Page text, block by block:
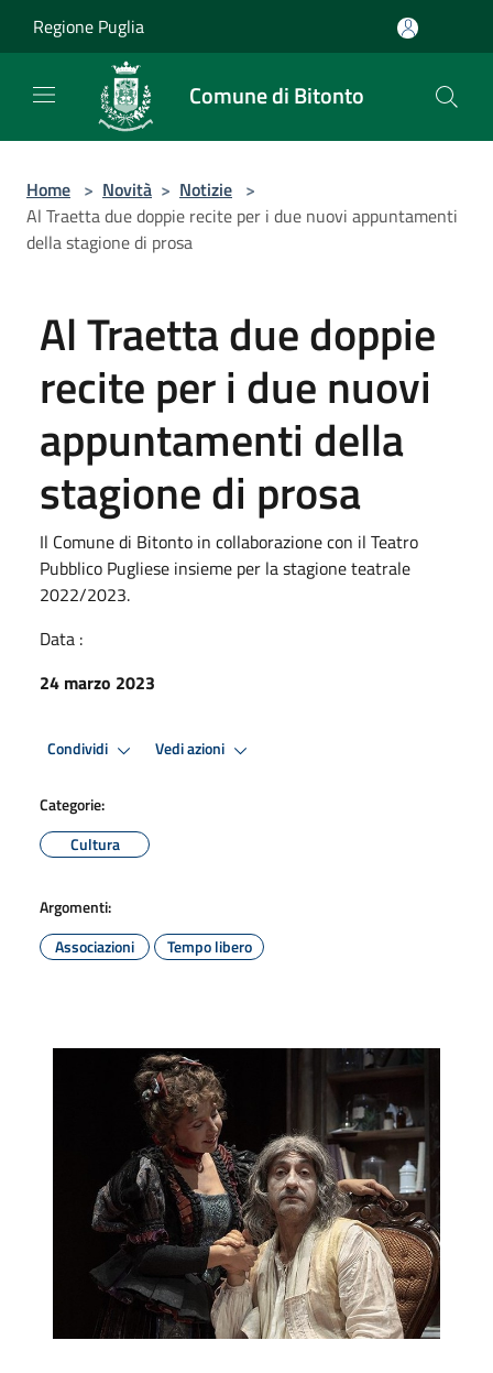
Regione Puglia
Comune di Bitonto
Home > Novità > Notizie >
Al Traetta due doppie recite per i due nuovi appuntamenti
della stagione di prosa
Al Traetta due doppie
recite per i due nuovi
appuntamenti della
stagione di prosa
Il Comune di Bitonto in collaborazione con il Teatro
Pubblico Pugliese insieme per la stagione teatrale
2022/2023.
Data :
24 marzo 2023
Condividi Vedi azioni
Categorie:
Cultura
Argomenti:
Associazioni
Tempo libero